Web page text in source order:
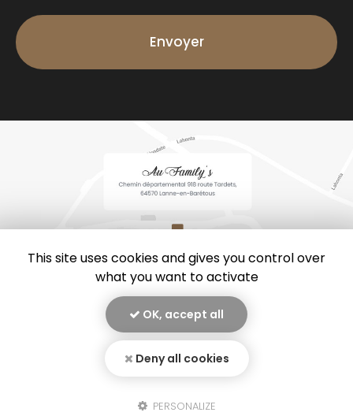
Acceptation
RGPD
*
Envoyer
En savoir +
- Plan du site-Liens utiles
This site uses cookies and gives you control over
what you want to activate
OK, accept all
Deny all cookies
PERSONALIZE